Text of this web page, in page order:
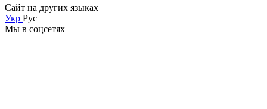
Сайт на других языках
Укр Рус
Мы в соцсетях